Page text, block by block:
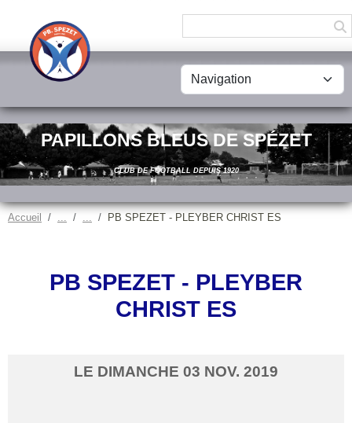
PAPILLONS BLEUS DE SPÉZET
CLUB DE FOOTBALL DEPUIS 1920
Accueil PB SPEZET - PLEYBER CHRIST ES
PB SPEZET - PLEYBER
CHRIST ES
LE DIMANCHE 03 NOV. 2019